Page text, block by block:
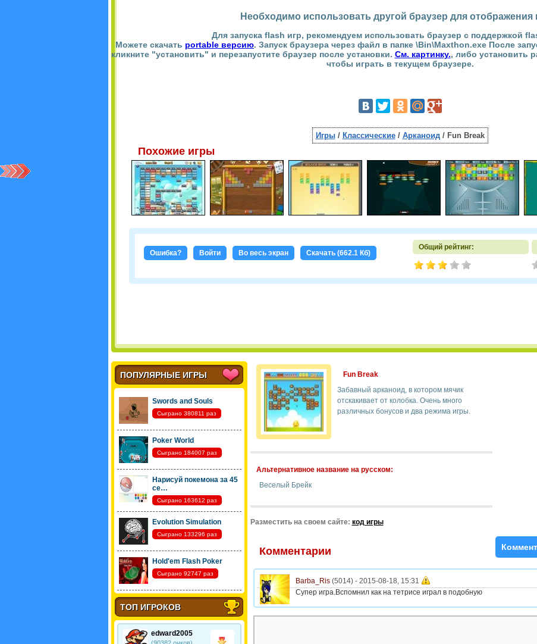
Необходимо использовать другой браузер для отображения
Для запуска flash игр, рекомендуем использовать браузер с поддержкой
Можете скачать portable версию. Запуск браузера через файл в папке \Bin\Maxthon.exe После
кликните "установить" и перезапустите браузер после установки. См. картинку., либо установить
чтобы играть в текущем браузере.
Игры/ Классические/ Арканоид/ Fun Break
Похожие игры
Ошибка? Войти Во весь экран Скачать (662.1 Кб)
Общий рейтинг:
ПОПУЛЯРНЫЕ ИГРЫ
Swords and Souls
Сыграно 380811 раз
Poker World
Сыграно 184007 раз
Нарисуй покемона за 45
се…
Сыграно 163612 раз
Evolution Simulation
Сыграно 133296 раз
Hold'em Flash Poker
Сыграно 92747 раз
ТОП ИГРОКОВ
edward2005
Fun Break
Забавный арканоид, в котором мячик
отскакивает от колобка. Очень много
различных бонусов и два режима игры.
Альтернативное название на русском:
Веселый Брейк
Разместить на своем сайте: код игры
Комментарии
Barba_Ris(5014) - 2015-08-18, 15:31
Супер игра.Вспомнил как на тетрисе играл в подобную